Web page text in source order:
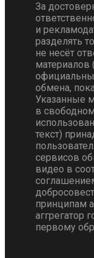
За
и
разделять
не несёт
материалов
обмена,
Указанные
в
текст)
сервисов
видео в
принципам
аггрегатор
первому